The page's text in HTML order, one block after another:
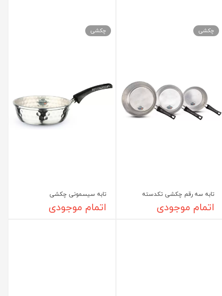
تابه سه رقم چکشی تکدسته
اتمام موجودی
چکشی
تابه سیسمونی چکشی
اتمام موجودی
چکشی